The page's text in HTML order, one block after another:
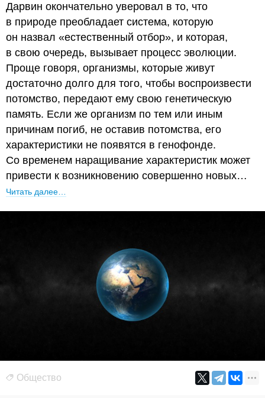
Дарвин окончательно уверовал в то, что
в природе преобладает система, которую
он назвал «естественный отбор», и которая,
в свою очередь, вызывает процесс эволюции.
Проще говоря, организмы, которые живут
достаточно долго для того, чтобы воспроизвести
потомство, передают ему свою генетическую
память. Если же организм по тем или иным
причинам погиб, не оставив потомства, его
характеристики не появятся в генофонде.
Со временем наращивание характеристик может
привести к возникновению совершенно новых…
Читать далее…
Общество